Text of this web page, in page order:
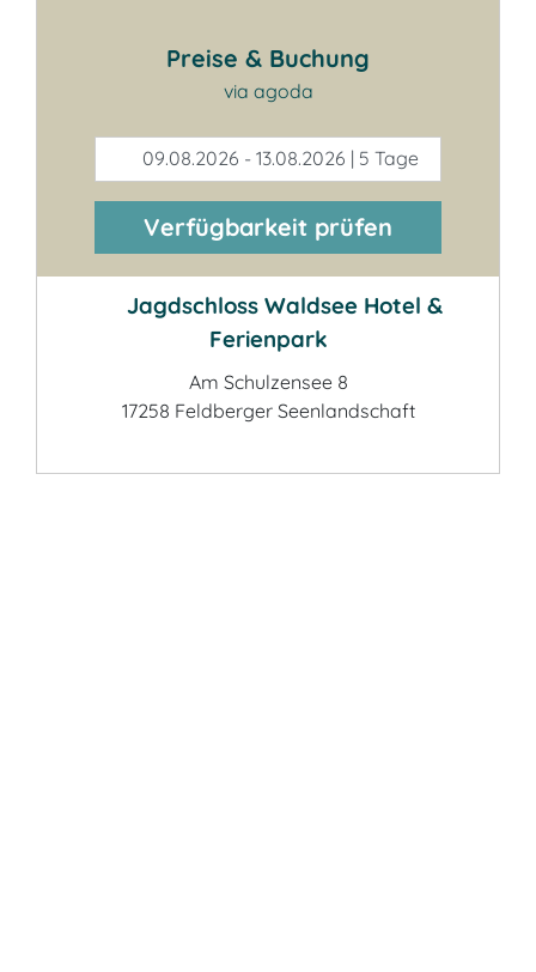
Preise & Buchung
via agoda
09.08.2026 - 13.08.2026 | 5 Tage
Verfügbarkeit prüfen
Jagdschloss Waldsee Hotel &
Ferienpark
Am Schulzensee 8
17258 Feldberger Seenlandschaft